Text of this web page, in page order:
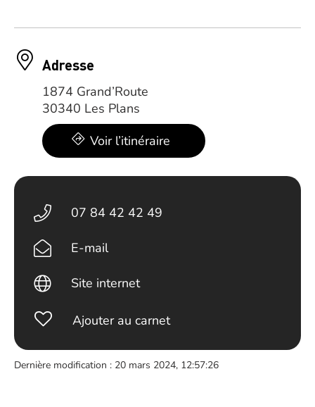
Adresse
1874 Grand’Route
30340 Les Plans
Voir l’itinéraire
07 84 42 42 49
E-mail
Site internet
Ajouter au carnet
Dernière modification : 20 mars 2024, 12:57:26